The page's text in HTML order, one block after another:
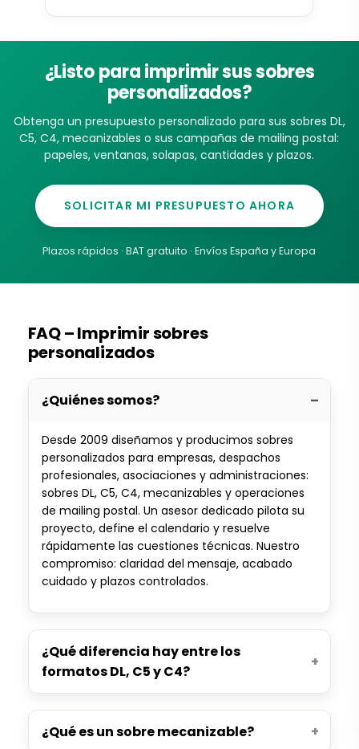
¿Listo para imprimir sus sobres
personalizados?
Obtenga un presupuesto personalizado para sus sobres DL,
C5, C4, mecanizables o sus campañas de mailing postal:
papeles, ventanas, solapas, cantidades y plazos.
SOLICITAR MI PRESUPUESTO AHORA
Plazos rápidos · BAT gratuito · Envíos España y Europa
FAQ – Imprimir sobres
personalizados
¿Quiénes somos?
Desde 2009 diseñamos y producimos sobres
personalizados para empresas, despachos
profesionales, asociaciones y administraciones:
sobres DL, C5, C4, mecanizables y operaciones
de mailing postal. Un asesor dedicado pilota su
proyecto, define el calendario y resuelve
rápidamente las cuestiones técnicas. Nuestro
compromiso: claridad del mensaje, acabado
cuidado y plazos controlados.
¿Qué diferencia hay entre los
formatos DL, C5 y C4?
¿Qué es un sobre mecanizable?